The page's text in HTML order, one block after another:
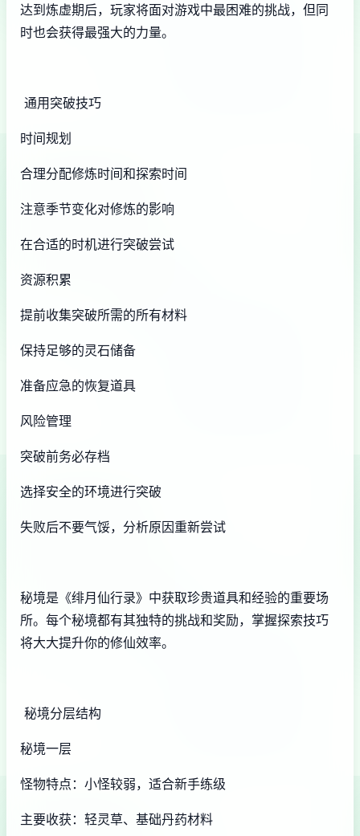
达到炼虚期后，玩家将面对游戏中最困难的挑战，但同
时也会获得最强大的力量。
通用突破技巧
时间规划
合理分配修炼时间和探索时间
注意季节变化对修炼的影响
在合适的时机进行突破尝试
资源积累
提前收集突破所需的所有材料
保持足够的灵石储备
准备应急的恢复道具
风险管理
突破前务必存档
选择安全的环境进行突破
失败后不要气馁，分析原因重新尝试
秘境是《绯月仙行录》中获取珍贵道具和经验的重要场
所。每个秘境都有其独特的挑战和奖励，掌握探索技巧
将大大提升你的修仙效率。
秘境分层结构
秘境一层
怪物特点：小怪较弱，适合新手练级
主要收获：轻灵草、基础丹药材料